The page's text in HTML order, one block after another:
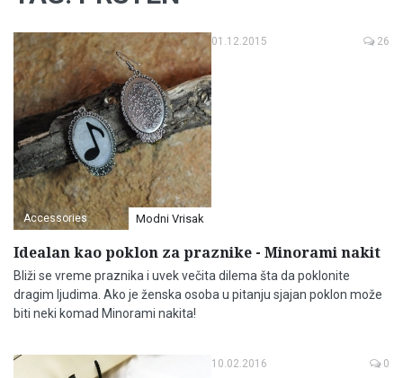
Accessories Modni Vrisak
01.12.2015 26
Idealan kao poklon za praznike - Minorami nakit
Bliži se vreme praznika i uvek večita dilema šta da poklonite
dragim ljudima. Ako je ženska osoba u pitanju sjajan poklon može
biti neki komad Minorami nakita!
10.02.2016 0